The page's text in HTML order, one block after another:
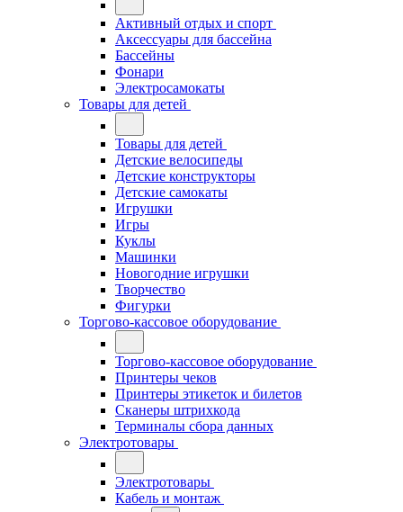
Активный отдых и спорт
Аксессуары для бассейна
Бассейны
Фонари
Электросамокаты
Товары для детей
Товары для детей
Детские велосипеды
Детские конструкторы
Детские самокаты
Игрушки
Игры
Куклы
Машинки
Новогодние игрушки
Творчество
Фигурки
Торгово-кассовое оборудование
Торгово-кассовое оборудование
Принтеры чеков
Принтеры этикеток и билетов
Сканеры штрихкода
Терминалы сбора данных
Электротовары
Электротовары
Кабель и монтаж